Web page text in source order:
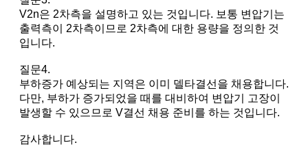
V2n은 2차측을 설명하고 있는 것입니다. 보통 변압기는
출력측이 2차측이므로 2차측에 대한 용량을 정의한 것
입니다.
질문4.
부하증가 예상되는 지역은 이미 델타결선을 채용합니다.
다만, 부하가 증가되었을 때를 대비하여 변압기 고장이
발생할 수 있으므로 V결선 채용 준비를 하는 것입니다.
감사합니다.